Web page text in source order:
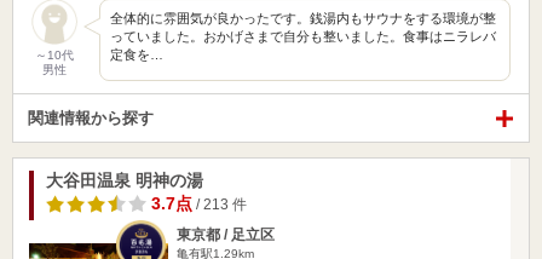
～10代
男性
全体的に雰囲気が良かったです。銭湯内もサウナをする環境が整
っていました。おかげさまで自分も整いました。食事はニラレバ
定食を…
関連情報から探す
大谷田温泉 明神の湯
3.7点 / 213 件
東京都 / 足立区
亀有駅1.29km